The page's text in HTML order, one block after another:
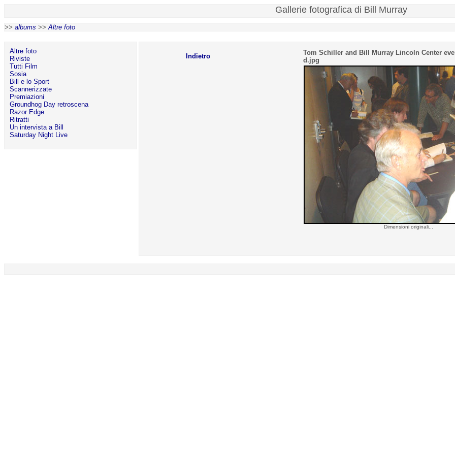
Gallerie fotografica di Bill Murray
>> albums >>Altre foto
Altre foto
Riviste
Tutti Film
Sosia
Bill e lo Sport
Scannerizzate
Premiazioni
Groundhog Day retroscena
Razor Edge
Ritratti
Un intervista a Bill
Saturday Night Live
Indietro
Tom Schiller and Bill Murray Lincoln Center
d.jpg
Dimensioni originali...